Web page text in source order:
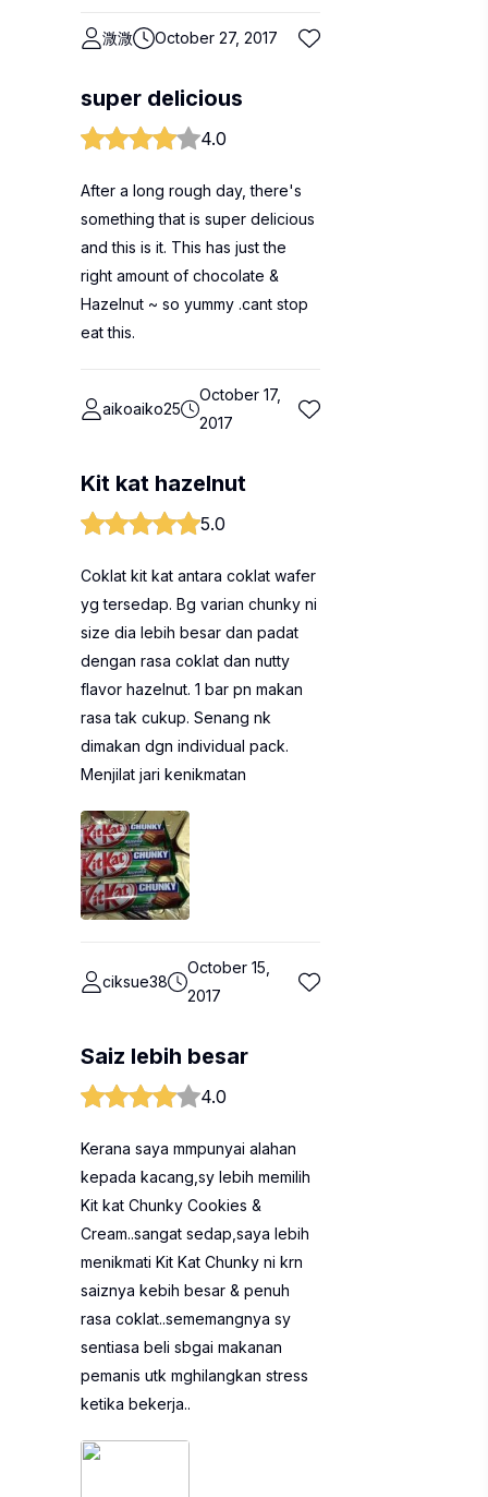
溦溦 October 27, 2017
super delicious
4.0
After a long rough day, there's
something that is super delicious
and this is it. This has just the
right amount of chocolate &
Hazelnut ~ so yummy .cant stop
eat this.
aikoaiko25
October 17,
2017
Kit kat hazelnut
5.0
Coklat kit kat antara coklat wafer
yg tersedap. Bg varian chunky ni
size dia lebih besar dan padat
dengan rasa coklat dan nutty
flavor hazelnut. 1 bar pn makan
rasa tak cukup. Senang nk
dimakan dgn individual pack.
Menjilat jari kenikmatan
ciksue38
October 15,
2017
Saiz lebih besar
4.0
Kerana saya mmpunyai alahan
kepada kacang,sy lebih memilih
Kit kat Chunky Cookies &
Cream..sangat sedap,saya lebih
menikmati Kit Kat Chunky ni krn
saiznya kebih besar & penuh
rasa coklat..sememangnya sy
sentiasa beli sbgai makanan
pemanis utk mghilangkan stress
ketika bekerja..